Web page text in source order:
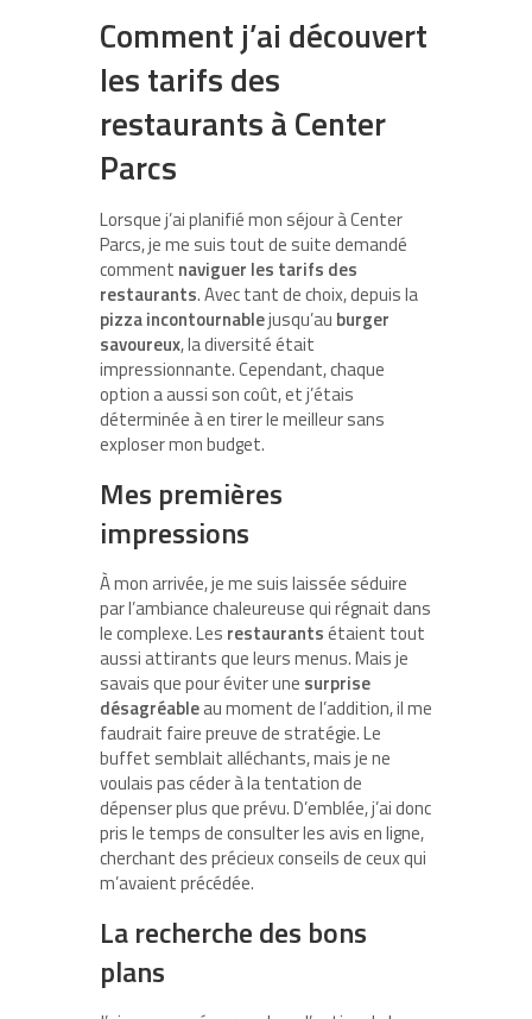
Comment j’ai découvert
les tarifs des
restaurants à Center
Parcs
Lorsque j’ai planifié mon séjour à Center
Parcs, je me suis tout de suite demandé
comment naviguer les tarifs des
restaurants. Avec tant de choix, depuis la
pizza incontournablejusqu’au burger
savoureux, la diversité était
impressionnante. Cependant, chaque
option a aussi son coût, et j’étais
déterminée à en tirer le meilleur sans
exploser mon budget.
Mes premières
impressions
À mon arrivée, je me suis laissée séduire
par l’ambiance chaleureuse qui régnait dans
le complexe. Les restaurantsétaient tout
aussi attirants que leurs menus. Mais je
savais que pour éviter une surprise
désagréableau moment de l’addition, il me
faudrait faire preuve de stratégie. Le
buffet semblait alléchants, mais je ne
voulais pas céder à la tentation de
dépenser plus que prévu. D’emblée, j’ai donc
pris le temps de consulter les avis en ligne,
cherchant des précieux conseils de ceux qui
m’avaient précédée.
La recherche des bons
plans